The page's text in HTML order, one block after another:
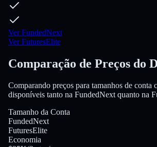
Ver FundedNext
Ver FuturesElite
Comparação de Preços do
Comparando preços para tamanhos de conta
disponíveis tanto na FundedNext quanto na
Tamanho da Conta
FundedNext
FuturesElite
Economia